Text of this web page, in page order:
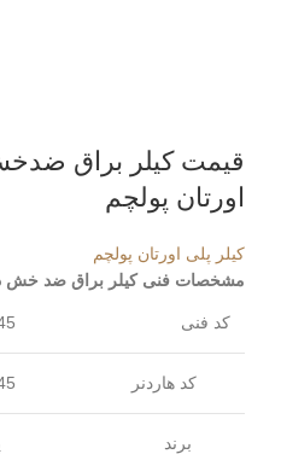
قیمت کیلر براق
اورتان پولچم
کیلر پلی اورتان پولچم
مشخصات فنی کیلر براق ضد خش
کد فنی
کد هاردنر
برند